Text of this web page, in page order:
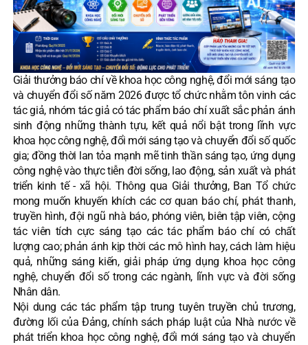
Giải thưởng báo chí về khoa học công nghệ, đổi mới sáng tạo
và chuyển đổi số năm 2026 được tổ chức nhằm tôn vinh các
tác giả, nhóm tác giả có tác phẩm báo chí xuất sắc phản ánh
sinh động những thành tựu, kết quả nổi bật trong lĩnh vực
khoa học công nghệ, đổi mới sáng tạo và chuyển đổi số quốc
gia; đồng thời lan tỏa mạnh mẽ tinh thần sáng tạo, ứng dụng
công nghệ vào thực tiễn đời sống, lao động, sản xuất và phát
triển kinh tế - xã hội. Thông qua Giải thưởng, Ban Tổ chức
mong muốn khuyến khích các cơ quan báo chí, phát thanh,
truyền hình, đội ngũ nhà báo, phóng viên, biên tập viên, cộng
tác viên tích cực sáng tạo các tác phẩm báo chí có chất
lượng cao; phản ánh kịp thời các mô hình hay, cách làm hiệu
quả, những sáng kiến, giải pháp ứng dụng khoa học công
nghệ, chuyển đổi số trong các ngành, lĩnh vực và đời sống
Nhân dân.
Nội dung các tác phẩm tập trung tuyên truyền chủ trương,
đường lối của Đảng, chính sách pháp luật của Nhà nước về
phát triển khoa học công nghệ, đổi mới sáng tạo và chuyển